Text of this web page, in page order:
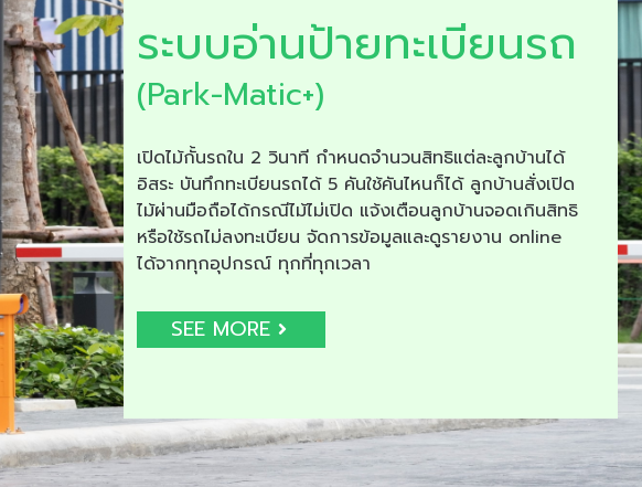
ระบบอ่านป้ายทะเบียนรถ
(Park-Matic+)
เปิดไม้กั้นรถใน 2 วินาที กำหนดจำนวนสิทธิแต่ละลูกบ้านได้
อิสระ บันทึกทะเบียนรถได้ 5 คันใช้คันไหนก็ได้ ลูกบ้านสั่งเปิด
ไม้ผ่านมือถือได้กรณีไม้ไม่เปิด แจ้งเตือนลูกบ้านจอดเกินสิทธิ
หรือใช้รถไม่ลงทะเบียน จัดการข้อมูลและดูรายงาน online
ได้จากทุกอุปกรณ์ ทุกที่ทุกเวลา
SEE MORE